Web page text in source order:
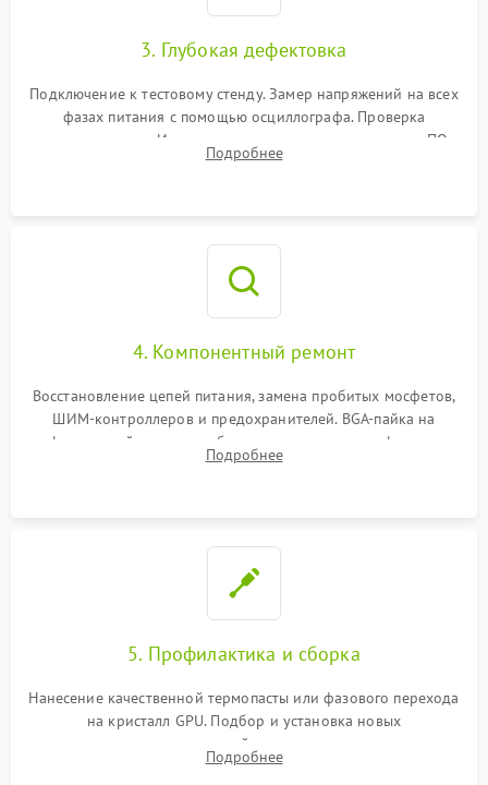
3. Глубокая дефектовка
Подключение к тестовому стенду. Замер напряжений на всех
фазах питания с помощью осциллографа. Проверка
инициализации. Использование специализированного ПО
MATS
Подробнее
4. Компонентный ремонт
Восстановление цепей питания, замена пробитых мосфетов,
ШИМ-контроллеров и предохранителей. BGA-пайка на
инфракрасной станции реболлинг или замена графического
чипа и дефектной памяти GDDR. Прошивка BIOS
Подробнее
5. Профилактика и сборка
Нанесение качественной термопасты или фазового перехода
на кристалл GPU. Подбор и установка новых
термопрокладок правильной толщины на память и цепи
питания. Монтаж радиатора и бэкплейта, подключение и
Подробнее